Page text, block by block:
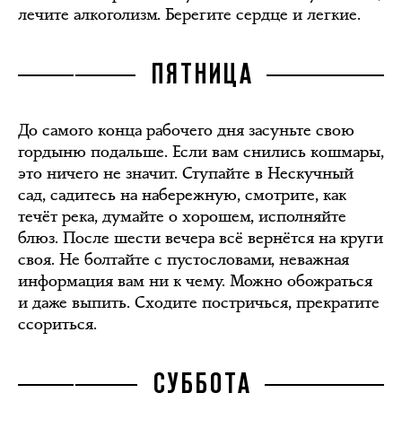
лечите алкоголизм. Берегите сердце и легкие.
ПЯТНИЦА
До самого конца рабочего дня засуньте свою
гордыню подальше. Если вам снились кошмары,
это ничего не значит. Ступайте в Нескучный
сад, садитесь на набережную, смотрите, как
течёт река, думайте о хорошем, исполняйте
блюз. После шести вечера всё вернётся на круги
своя. Не болтайте с пустословами, неважная
информация вам ни к чему. Можно обожраться
и даже выпить. Сходите постричься, прекратите
ссориться.
СУББОТА